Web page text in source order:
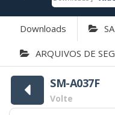
Downloads
ARQUIVOS DE
SM-A037F
Volte